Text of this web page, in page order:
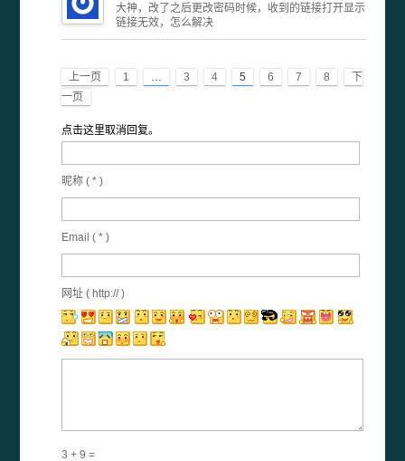
大神，改了之后更改密码时候，收到的链接打开显示
链接无效，怎么解决
上一页 1 … 3 4 5 6 7 8
下
一页
点击这里取消回复。
昵称 (* )
Email (* )
网址 ( http:// )
3 + 9 =